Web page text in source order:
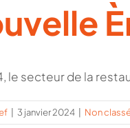
le secteur de la
3 janvier 2024 Non